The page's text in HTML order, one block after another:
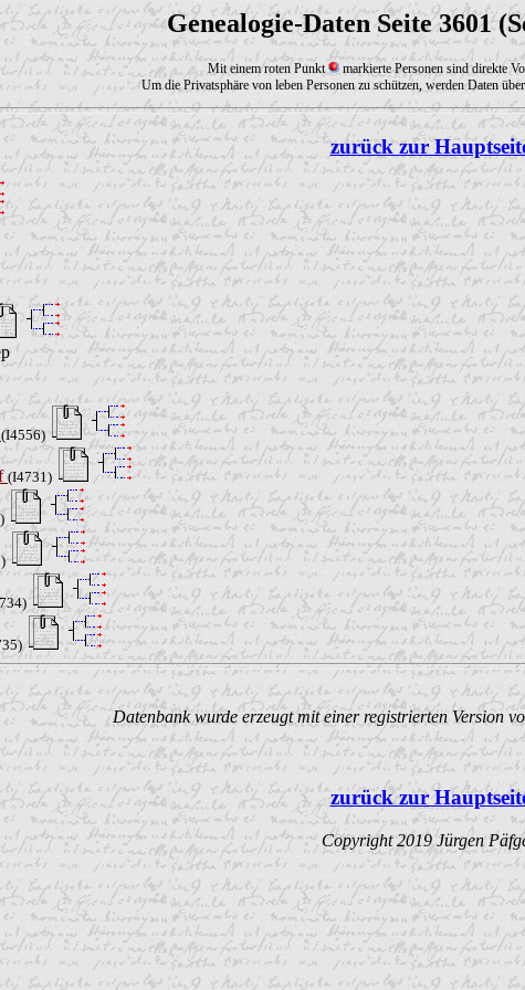
Genealogie-Daten Seite 3601
Mit einem roten Punkt markierte Personen sind direkte
Um die Privatsphäre von leben Personen zu schützen, werden Daten
zurück zur
(I4556)
(I4731)
Datenbank wurde erzeugt mit einer registrierten Version
zurück zur
Copyright 2019 Jürgen